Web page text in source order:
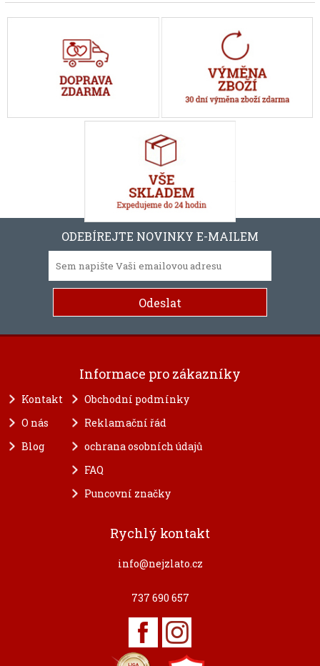
ODEBÍREJTE NOVINKY E-MAILEM
Informace pro zákazníky
Kontakt
O nás
Blog
Obchodní podmínky
Reklamační řád
ochrana osobních údajů
FAQ
Puncovní značky
Rychlý kontakt
info@nejzlato.cz
737 690 657